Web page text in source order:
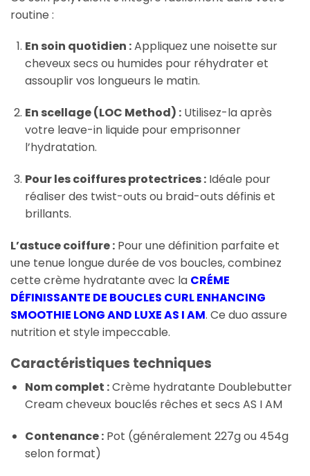
routine :
En soin quotidien :Appliquez une noisette sur
cheveux secs ou humides pour réhydrater et
assouplir vos longueurs le matin.
En scellage (LOC Method) :Utilisez-la après
votre leave-in liquide pour emprisonner
l’hydratation.
Pour les coiffures protectrices :Idéale pour
réaliser des twist-outs ou braid-outs définis et
brillants.
L’astuce coiffure : Pour une définition parfaite et
une tenue longue durée de vos boucles, combinez
cette crème hydratante avec la CRÉME
DÉFINISSANTE DE BOUCLES CURL ENHANCING
SMOOTHIE LONG AND LUXE AS I AM. Ce duo assure
nutrition et style impeccable.
Caractéristiques techniques
Nom complet :Crème hydratante Doublebutter
Cream cheveux bouclés rêches et secs AS I AM
Contenance :Pot (généralement 227g ou 454g
selon format)